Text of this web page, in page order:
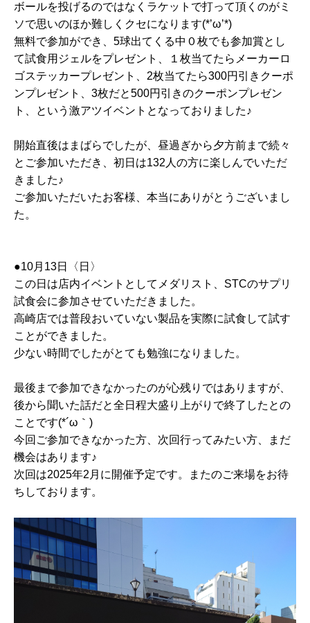
ボールを投げるのではなくラケットで打って頂くのがミ
ソで思いのほか難しくクセになります(*’ω’*)
無料で参加ができ、5球出てくる中０枚でも参加賞とし
て試食用ジェルをプレゼント、１枚当てたらメーカーロ
ゴステッカープレゼント、2枚当てたら300円引きクーポ
ンプレゼント、3枚だと500円引きのクーポンプレゼン
ト、という激アツイベントとなっておりました♪
開始直後はまばらでしたが、昼過ぎから夕方前まで続々
とご参加いただき、初日は132人の方に楽しんでいただ
きました♪
ご参加いただいたお客様、本当にありがとうございまし
た。
●10月13日〈日〉
この日は店内イベントとしてメダリスト、STCのサプリ
試食会に参加させていただきました。
高崎店では普段おいていない製品を実際に試食して試す
ことができました。
少ない時間でしたがとても勉強になりました。
最後まで参加できなかったのが心残りではありますが、
後から聞いた話だと全日程大盛り上がりで終了したとの
ことです(*´ω｀)
今回ご参加できなかった方、次回行ってみたい方、まだ
機会はあります♪
次回は2025年2月に開催予定です。またのご来場をお待
ちしております。